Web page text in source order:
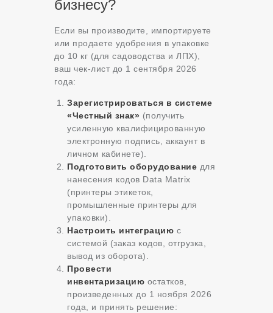
бизнесу?
Если вы производите, импортируете
или продаете удобрения в упаковке
до 10 кг (для садоводства и ЛПХ),
ваш чек-лист до 1 сентября 2026
года:
Зарегистрироваться в системе
«Честный знак» (получить
усиленную квалифицированную
электронную подпись, аккаунт в
личном кабинете).
Подготовить оборудование для
нанесения кодов Data Matrix
(принтеры этикеток,
промышленные принтеры для
упаковки).
Настроить интеграцию с
системой (заказ кодов, отгрузка,
вывод из оборота).
Провести
инвентаризацию остатков,
произведенных до 1 ноября 2026
года, и принять решение: